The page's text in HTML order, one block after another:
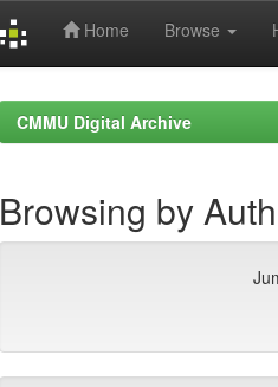
Home Browse
CMMU Digital Archive
Browsing by